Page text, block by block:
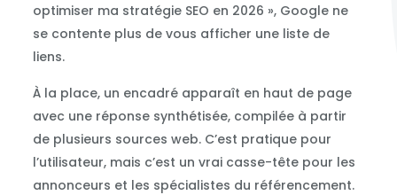
optimiser ma stratégie SEO en 2026 », Google ne
se contente plus de vous afficher une liste de
liens.
À la place, un encadré apparaît en haut de page
avec une réponse synthétisée, compilée à partir
de plusieurs sources web. C’est pratique pour
l’utilisateur, mais c’est un vrai casse-tête pour les
annonceurs et les spécialistes du référencement.